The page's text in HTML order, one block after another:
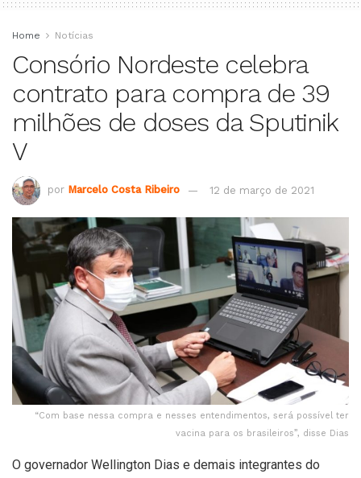
Home Notícias
Consório Nordeste celebra
contrato para compra de 39
milhões de doses da Sputinik
V
por Marcelo Costa Ribeiro 12 de março de 2021
“Com base nessa compra e nesses entendimentos, será possível ter
vacina para os brasileiros”, disse Dias
O governador Wellington Dias e demais integrantes do